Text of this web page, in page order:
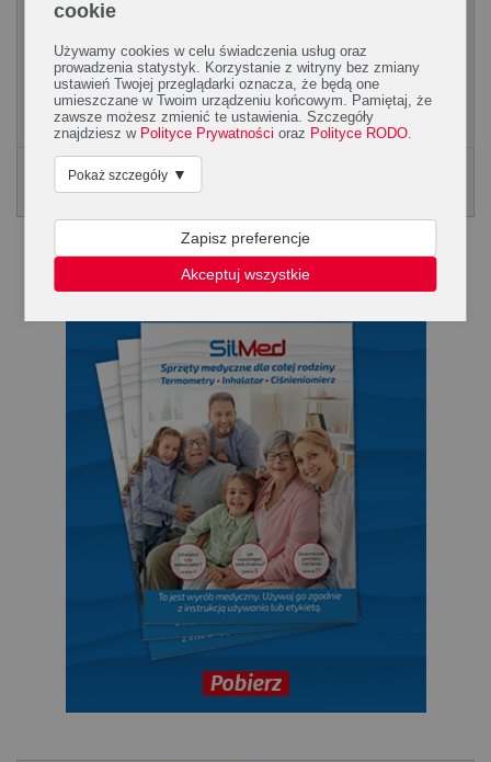
wszawicy
Stwierdzenie obecności dorosłych wszy i złożonych jaj
umożliwia rozpoznanie choroby. Obecnie jeśli choroba ma
łagodny przebieg i nie doszło do wy­stąpienia...
Poradnik Silmed
cookie
Używamy cookies w celu świadczenia usług oraz
prowadzenia statystyk. Korzystanie z witryny bez zmiany
ustawień Twojej przeglądarki oznacza, że będą one
umieszczane w Twoim urządzeniu końcowym. Pamiętaj, że
zawsze możesz zmienić te ustawienia. Szczegóły
znajdziesz w Polityce Prywatności oraz Polityce RODO
Pokaż szczegóły ▼
Zapisz preferencje
Akceptuj wszystkie